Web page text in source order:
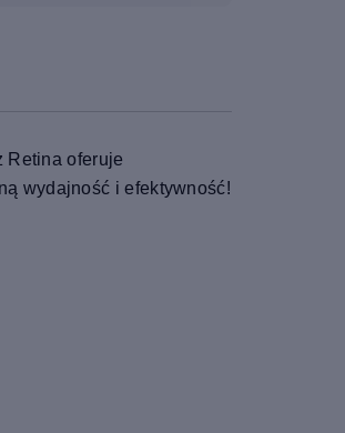
Retina oferuje
wydajność i efektywność!